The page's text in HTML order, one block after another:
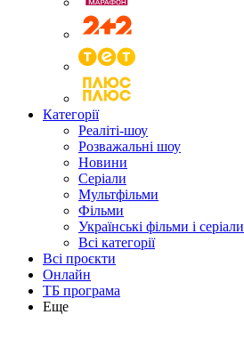
Категорії
Реаліті-шоу
Розважальні шоу
Новини
Серіали
Мультфільми
Фільми
Українські фільми і серіали
Всі категорії
Всі проєкти
Онлайн
ТБ програма
Еще